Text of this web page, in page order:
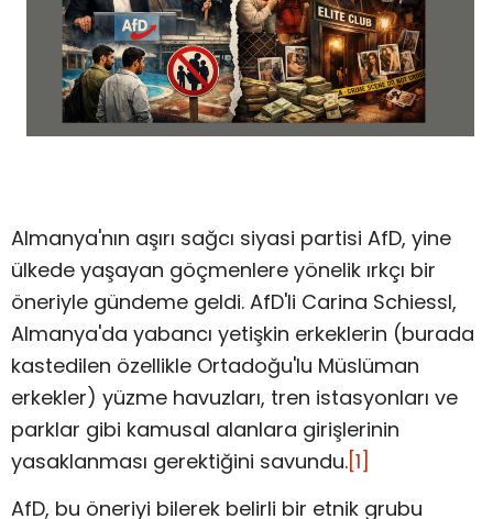
Almanya'nın aşırı sağcı siyasi partisi AfD, yine
ülkede yaşayan göçmenlere yönelik ırkçı bir
öneriyle gündeme geldi. AfD'li Carina Schiessl,
Almanya'da yabancı yetişkin erkeklerin (burada
kastedilen özellikle Ortadoğu'lu Müslüman
erkekler) yüzme havuzları, tren istasyonları ve
parklar gibi kamusal alanlara girişlerinin
yasaklanması gerektiğini savundu.[1]
AfD, bu öneriyi bilerek belirli bir etnik grubu